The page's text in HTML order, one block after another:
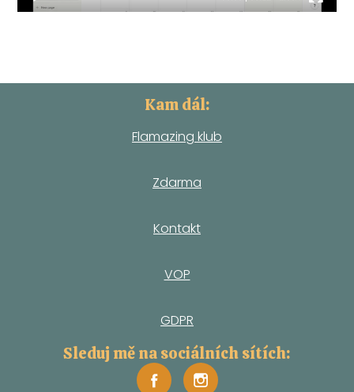
Kam dál:
Flamazing klub
Zdarma
Kontakt
VOP
GDPR
Sleduj mě na sociálních sítích: